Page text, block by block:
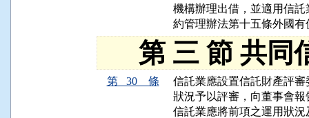
機構辦理出借，並適用信
約管理辦法第十五條外國
第 三 節 共同
第 30 條
信託業應設置信託財產評
狀況予以評審，向董事會報
信託業應將前項之運用狀